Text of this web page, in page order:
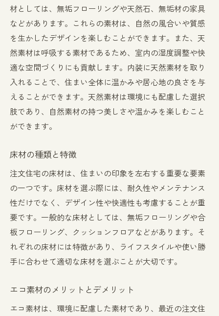
材としては、無垢フローリングや天然石、無垢材の家具
などがあります。これらの素材は、自然の風合いや質感
を生かしたデザインを楽しむことができます。また、天
然素材は呼吸する素材であるため、室内の湿度調整や快
適な空間づくりにも貢献します。内装に天然素材を取り
入れることで、住まい全体に温かみや居心地の良さを与
えることができます。天然素材は環境にも配慮した選択
肢であり、自然素材の持つ美しさや温かみを楽しむこと
ができます。
床材の種類と特徴
注文住宅の床材は、住まいの印象を左右する重要な要素
の一つです。床材を選ぶ際には、耐久性やメンテナンス
性だけでなく、デザイン性や快適性も考慮することが重
要です。一般的な床材としては、無垢フローリングや合
板フローリング、クッションフロアなどがあります。そ
れぞれの床材には特徴があり、ライフスタイルや使い勝
手に合わせて適切な床材を選ぶことが大切です。
エコ素材のメリットとデメリット
エコ素材は、環境に配慮した素材であり、最近の注文住